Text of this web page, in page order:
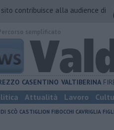
contribuisce alla audience di
CASENTINO VALTIBERINA
Attualità Lavoro
SCÒ CASTIGLION FIBOCCHI CAVRIGLIA